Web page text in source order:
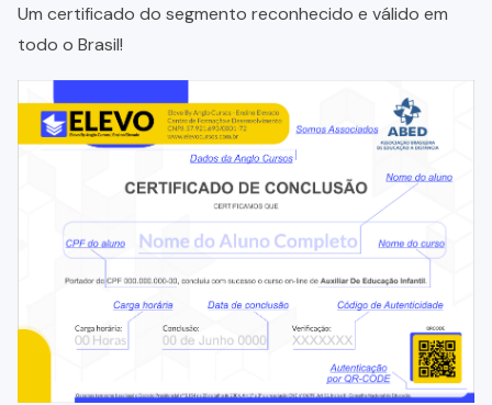
Um certificado do segmento reconhecido e válido em
todo o Brasil!